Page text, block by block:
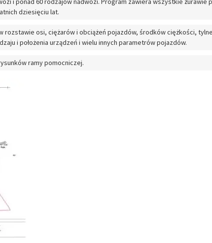
dziesięciu lat.
rozstawie osi, ciężarów i obciążeń pojazdów, środków ciężkości,
i położenia urządzeń i wielu innych parametrów pojazdów.
ramy pomocniczej.